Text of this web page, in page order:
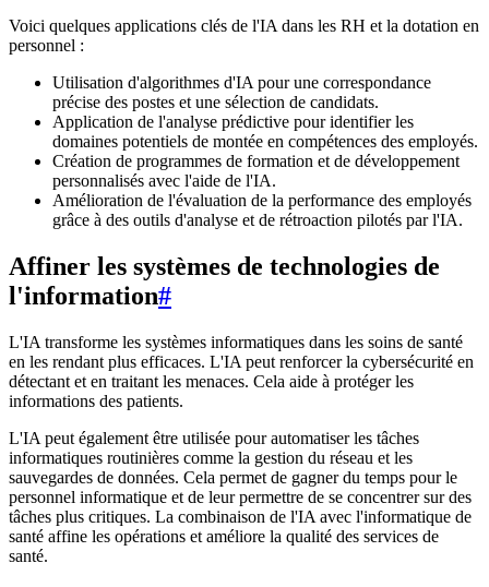
Voici quelques applications clés de l'IA dans les RH et la dotation en
personnel :
Utilisation d'algorithmes d'IA pour une correspondance
précise des postes et une sélection de candidats.
Application de l'analyse prédictive pour identifier les
domaines potentiels de montée en compétences des employés.
Création de programmes de formation et de développement
personnalisés avec l'aide de l'IA.
Amélioration de l'évaluation de la performance des employés
grâce à des outils d'analyse et de rétroaction pilotés par l'IA.
Affiner les systèmes de technologies de
l'information#
L'IA transforme les systèmes informatiques dans les soins de santé
en les rendant plus efficaces. L'IA peut renforcer la cybersécurité en
détectant et en traitant les menaces. Cela aide à protéger les
informations des patients.
L'IA peut également être utilisée pour automatiser les tâches
informatiques routinières comme la gestion du réseau et les
sauvegardes de données. Cela permet de gagner du temps pour le
personnel informatique et de leur permettre de se concentrer sur des
tâches plus critiques. La combinaison de l'IA avec l'informatique de
santé affine les opérations et améliore la qualité des services de
santé.